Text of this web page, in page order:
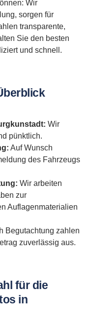
Wir
sorgen für
transparente,
Sie den besten
und schnell.
Wir
pünktlich.
Auf Wunsch
des Fahrzeugs
Wir arbeiten
zur
Auflagenmaterialien
Begutachtung zahlen
zuverlässig aus.
für die
in